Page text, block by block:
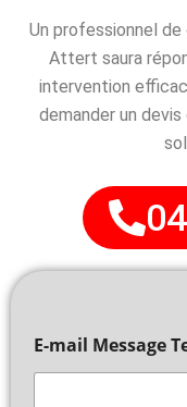
Un professionnel
Attert saura
intervention
demander un
E-mail Message